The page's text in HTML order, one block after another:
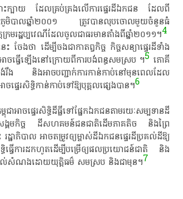
ោះក្បាយ​ ដែល​គ្រប់គ្រង​លើ​ការ​ផ្ទេរ​ដី​ឯកជន​ ដែល​ពី​
ប់​ភូមិបាល​ឆ្នាំ​២០០១​ ត្រូវ​បាន​លុប​ចោល​មួយ​ចំនួន​ធំ​
ក្រមរដ្ឋប្បវេណី​ដែល​ចូល​ជា​ធរមាន​តាំងពី​ឆ្នាំ​២០១១​។​4
ះ​ ចែង​ថា​ ដើម្បី​ចង​ជា​កាតព្វកិច្ច​ កិច្ចសន្យា​ផ្ទេរ​ដី​ទាំង
ច​ធ្វើ​ឡើង​នៅ​ក្រោយ​ពី​ការ​បង់ពន្ធ​សម​ស្រប​ ។5 ​ ភោគី​
ង់​រឹង​ និង​អាច​បញ្ជាក់​ការ​កាន់កាប់​នៅ​មុន​ពេល​ដែល​
ច​ផ្ទេរសិទ្ធិ​កាន់កាប់​ទៅ​ឱ្យ​បុគ្គល​ផ្សេង​បាន​។6
ជា​អាច​ផ្ទេរសិទ្ធិ​ដីធ្លី​ទៅ​ផ្នែក​ឯកជន​តាម​រយៈ​សម្បទាន​ដី​
ង្គមកិច្ច​ ដី​សហគមន៍​ជនជាតិ​ដើម​ភាគតិច​ និង​ព្រៃ​
ភិបាល​ អាច​តម្រូវ​ឲ្យ​ម្ចាស់​ដី​ឯកជន​ផ្ទេរ​ដី​ប្រគល់​ដី​ឱ្យ​
ធ្វើការ​ដកហូត​ដើម្បី​បម្រើ​ឲ្យ​ផលប្រយោជន៍​ជាតិ​ និង​
ល់​សំណង​ដោយ​យុត្តិធម៌​ សម​ស្រប​ និង​ជា​មុន​។​7